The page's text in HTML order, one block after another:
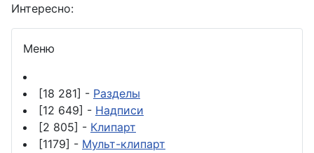
Интересно:
Меню
[18 281] - Разделы
[12 649] - Надписи
[2 805] - Клипарт
[1179] - Мульт-клипарт